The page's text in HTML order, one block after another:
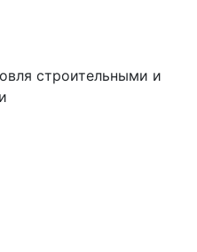
строительными и